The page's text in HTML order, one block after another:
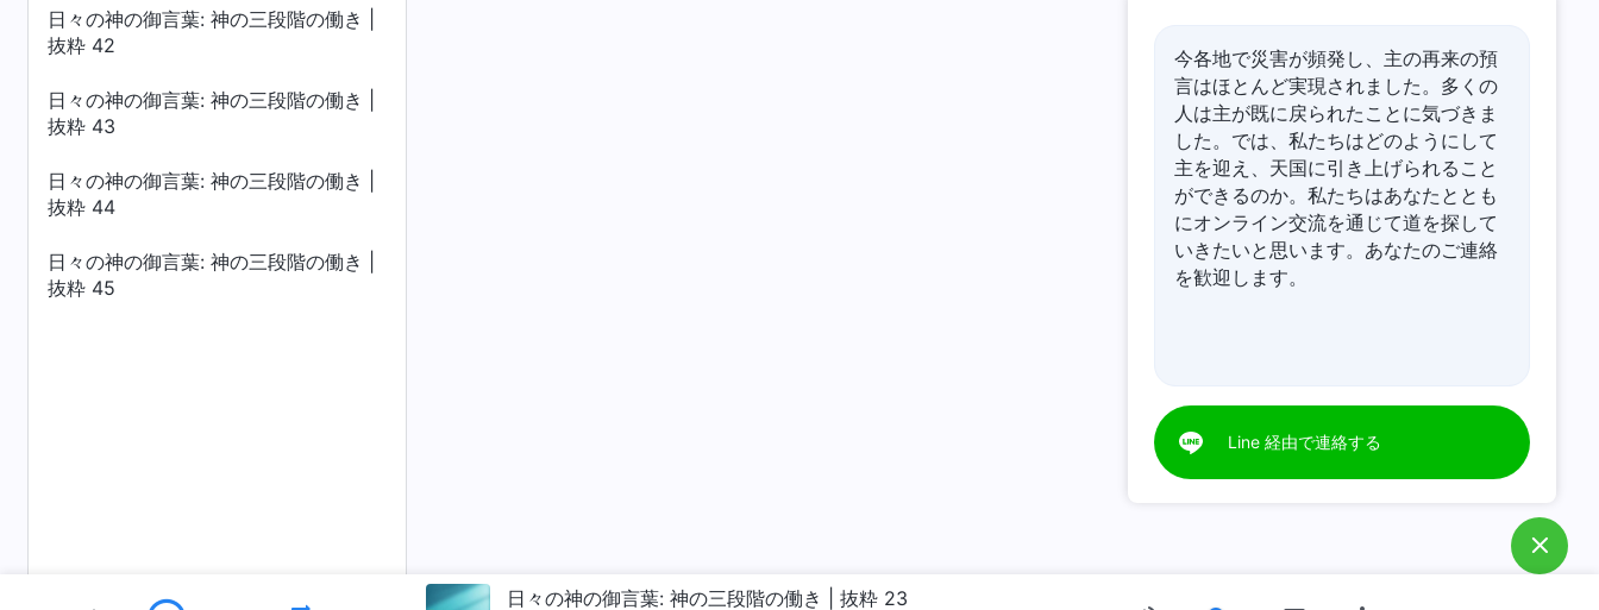
日々の神の御言葉: 神の三段階の働き |
抜粋 42
日々の神の御言葉: 神の三段階の働き |
抜粋 43
日々の神の御言葉: 神の三段階の働き |
抜粋 44
日々の神の御言葉: 神の三段階の働き |
抜粋 45
今各地で災害が頻発し、主の再来の預
言はほとんど実現されました。多くの
人は主が既に戻られたことに気づきま
した。では、私たちはどのようにして
主を迎え、天国に引き上げられること
ができるのか。私たちはあなたととも
にオンライン交流を通じて道を探して
いきたいと思います。あなたのご連絡
を歓迎します。
Line 経由で連絡する
日々の神の御言葉: 神の三段階の働き | 抜粋 23